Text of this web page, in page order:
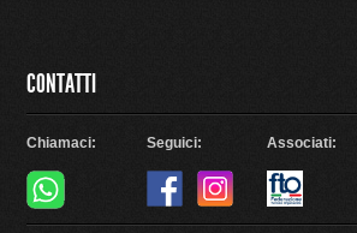
CONTATTI
Chiamaci: Seguici: Associati: